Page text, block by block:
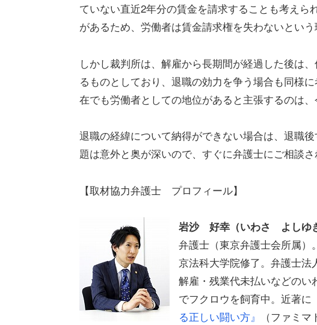
ていない直近2年分の賃金を請求することも考え
があるため、労働者は賃金請求権を失わないという
しかし裁判所は、解雇から長期間が経過した後は
るものとしており、退職の効力を争う場合も同様
在でも労働者としての地位があると主張するのは、
退職の経緯について納得ができない場合は、退職
題は意外と奥が深いので、すぐに弁護士にご相談さ
【取材協力弁護士 プロフィール】
岩沙 好幸（いわさ よしゆ
弁護士（東京弁護士会所属
京法科大学院修了。弁護士法
解雇・残業代未払いなどのい
でフクロウを飼育中。近著に
る正しい闘い方』
（ファミマ